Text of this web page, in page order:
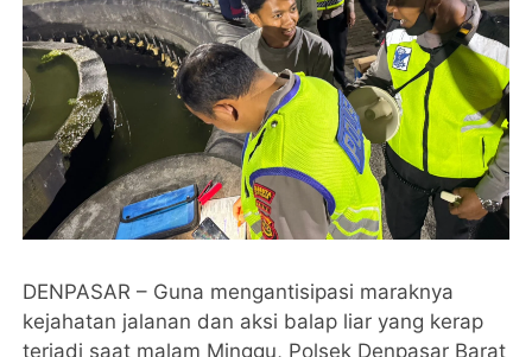
DENPASAR – Guna mengantisipasi maraknya
kejahatan jalanan dan aksi balap liar yang kerap
terjadi saat malam Minggu, Polsek Denpasar Barat